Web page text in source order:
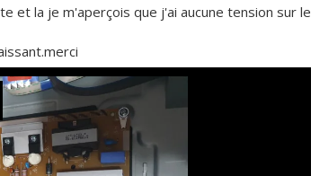
et la je m'aperçois que j'ai aucune tension sur le